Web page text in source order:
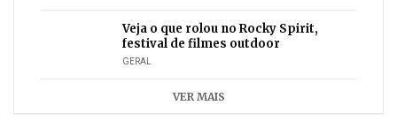
Veja o que rolou no Rocky Spirit,
festival de filmes outdoor
GERAL
VER MAIS